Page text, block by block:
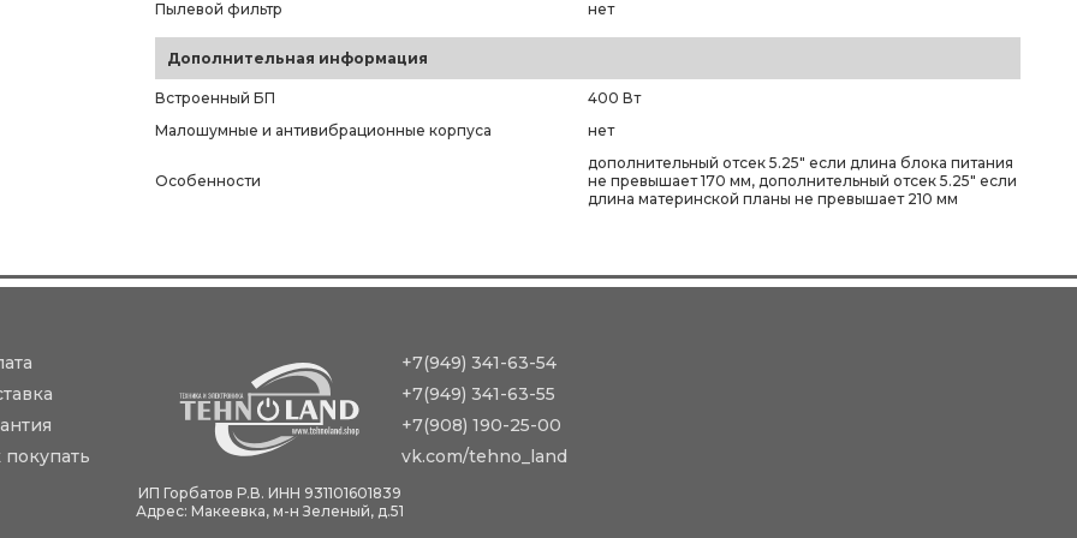
Пылевой фильтр
нет
Дополнительная информация
Встроенный БП
400 Вт
Малошумные и антивибрационные корпуса
нет
Особенности
дополнительный отсек 5.25" если длина блока питания
не превышает 170 мм, дополнительный отсек 5.25" если
длина материнской планы не превышает 210 мм
покупать
+7(949) 341-63-54
+7(949) 341-63-55
+7(908) 190-25-00
vk.com/tehno_land
ИП Горбатов Р.В. ИНН 931101601839
Адрес: Макеевка, м-н Зеленый, д.51